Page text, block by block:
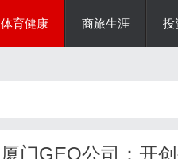
体育健康 商旅生涯 投
厦门GEO公司：开